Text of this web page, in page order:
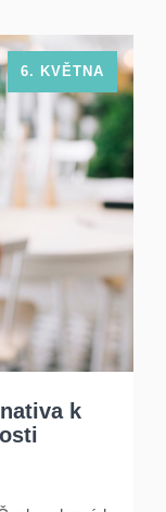
k
6. KVĚTNA